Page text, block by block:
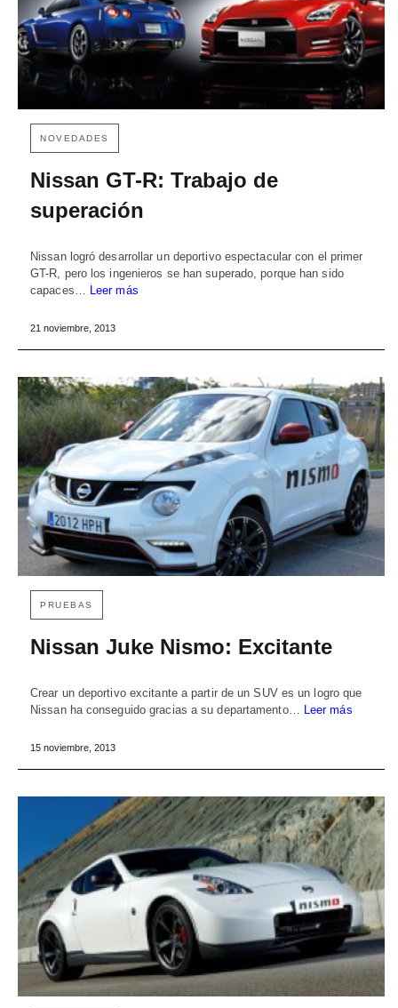
NOVEDADES
Nissan GT-R: Trabajo de
superación
Nissan logró desarrollar un deportivo espectacular con el primer
GT-R, pero los ingenieros se han superado, porque han sido
capaces…
Leer más
21 noviembre, 2013
PRUEBAS
Nissan Juke Nismo: Excitante
Crear un deportivo excitante a partir de un SUV es un logro que
Nissan ha conseguido gracias a su departamento… Leer más
15 noviembre, 2013